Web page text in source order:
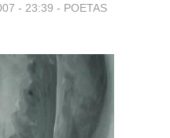
- 23:39 - POETAS